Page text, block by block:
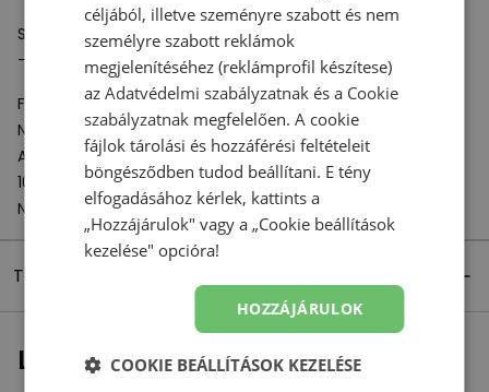
Specifikációk:
- Anyag: 100% újrahasznosított poliészter
Felelős szervezet:
New Balance Europe BV
A-Factorij, Pilotenstraat 35 – 45
1059 CH Amsterdam
Netherlands
Termék részletei
Legutóbb megtekintett
céljából, illetve szeményre szabott és nem
személyre szabott reklámok
megjelenítéséhez (reklámprofil készítese)
azAdatvédelmi szabályzatnak és a Cookie
szabályzatnak megfelelően. A cookie
fájlok tárolási és hozzáférési feltételeit
böngésződben tudod beállítani. E tény
elfogadásához kérlek, kattints a
„Hozzájárulok" vagy a „Cookie beállítások
kezelése" opcióra!
HOZZÁJÁRULOK
COOKIE BEÁLLÍTÁSOK KEZELÉSE